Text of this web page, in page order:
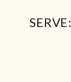
SERVE: